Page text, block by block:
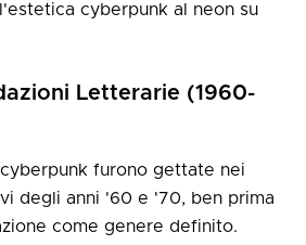
cyberpunk al neon su
Letterarie (1960-
furono gettate nei
degli anni '60 e '70, ben prima
come genere definito.